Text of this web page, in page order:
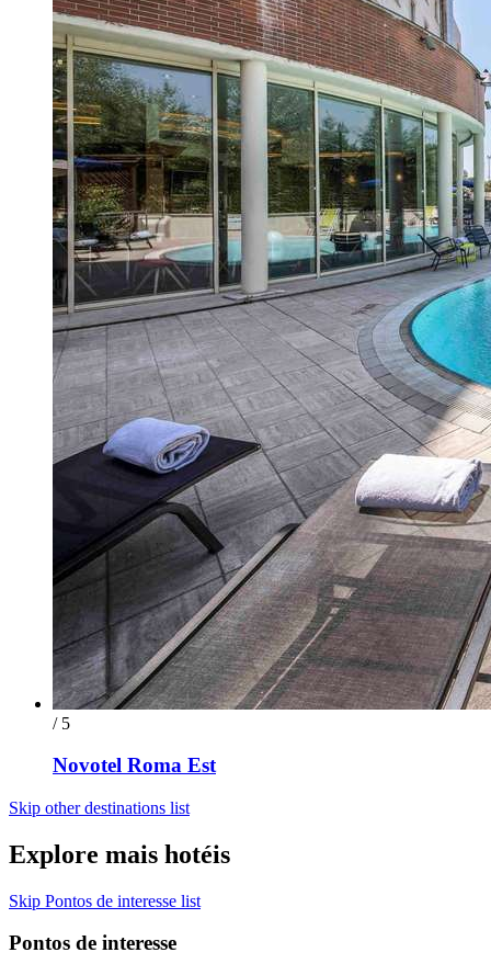
/ 5
Novotel Roma Est
Skip other destinations list
Explore mais hotéis
Skip Pontos de interesse list
Pontos de interesse